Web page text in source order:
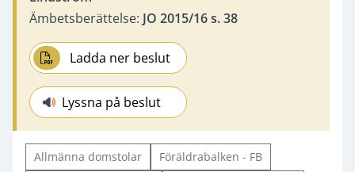
Ämbetsberättelse: JO 2015/16 s. 38
Ladda ner beslut
Lyssna på beslut
Allmänna domstolar
Föräldrabalken - FB